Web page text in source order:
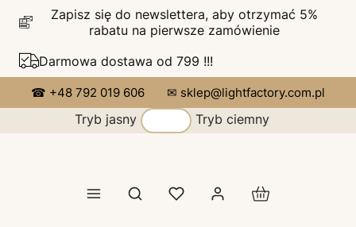
Zapisz się do newslettera, aby otrzymać 5%
rabatu na pierwsze zamówienie
Darmowa dostawa od 799 !!!
☎ +48 792 019 606 ✉ sklep@lightfactory.com.pl
Tryb jasny Tryb ciemny
Otwórz wyszukiwarkę Produkty w